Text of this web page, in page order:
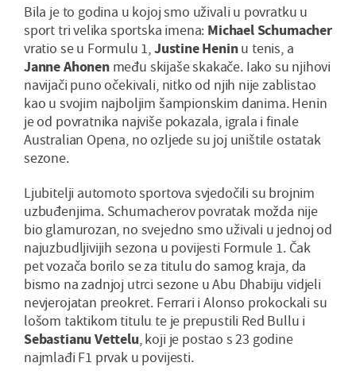
Bila je to godina u kojoj smo uživali u povratku u
sport tri velika sportska imena: Michael Schumacher
vratio se u Formulu 1,Justine Heninu tenis, a
Janne Ahonenmeđu skijaše skakače. Iako su njihovi
navijači puno očekivali, nitko od njih nije zablistao
kao u svojim najboljim šampionskim danima. Henin
je od povratnika najviše pokazala, igrala i finale
Australian Opena, no ozljede su joj uništile ostatak
sezone.
Ljubitelji automoto sportova svjedočili su brojnim
uzbuđenjima. Schumacherov povratak možda nije
bio glamurozan, no svejedno smo uživali u jednoj od
najuzbudljivijih sezona u povijesti Formule 1. Čak
pet vozača borilo se za titulu do samog kraja, da
bismo na zadnjoj utrci sezone u Abu Dhabiju vidjeli
nevjerojatan preokret. Ferrari i Alonso prokockali su
lošom taktikom titulu te je prepustili Red Bullu i
Sebastianu Vettelu, koji je postao s 23 godine
najmlađi F1 prvak u povijesti.